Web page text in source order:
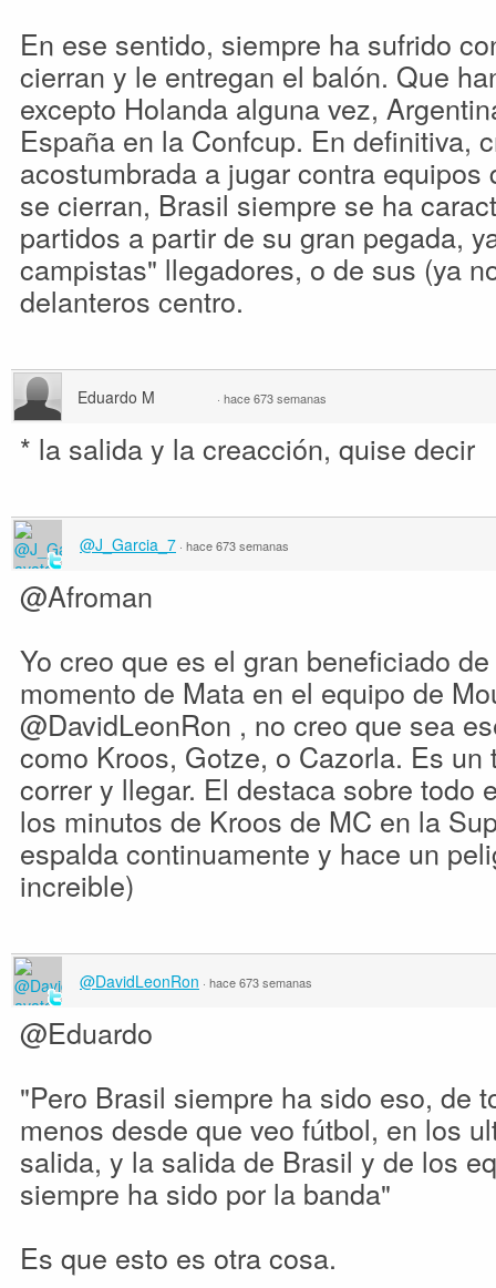
En ese sentido, siempre ha sufrido
cierran y le entregan el balón. Que
excepto Holanda alguna vez,
España en la Confcup. En definitiva,
acostumbrada a jugar contra
se cierran, Brasil siempre se ha
partidos a partir de su gran pegada,
campistas" llegadores, o de sus (ya
delanteros centro.
Eduardo M · hace 673 semanas
* la salida y la creacción, quise decir
@J_Garcia_7 · hace 673 semanas
@Afroman
Yo creo que es el gran beneficiado
momento de Mata en el equipo de
@DavidLeonRon , no creo que sea
como Kroos, Gotze, o Cazorla. Es un
correr y llegar. El destaca sobre todo
los minutos de Kroos de MC en la
espalda continuamente y hace un
increible)
@DavidLeonRon · hace 673 semanas
@Eduardo
"Pero Brasil siempre ha sido eso, de
menos desde que veo fútbol, en los
salida, y la salida de Brasil y de los
siempre ha sido por la banda"
Es que esto es otra cosa.